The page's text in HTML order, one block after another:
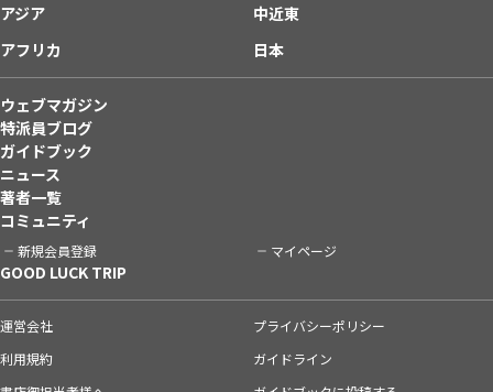
アジア
中近東
アフリカ
日本
ウェブマガジン
特派員ブログ
ガイドブック
ニュース
著者一覧
コミュニティ
新規会員登録 マイページ
GOOD LUCK TRIP
運営会社
プライバシーポリシー
利用規約
ガイドライン